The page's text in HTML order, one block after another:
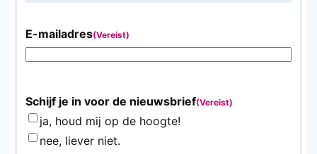
E-mailadres(Vereist)
Schijf je in voor de nieuwsbrief(Vereist)
ja, houd mij op de hoogte!
nee, liever niet.